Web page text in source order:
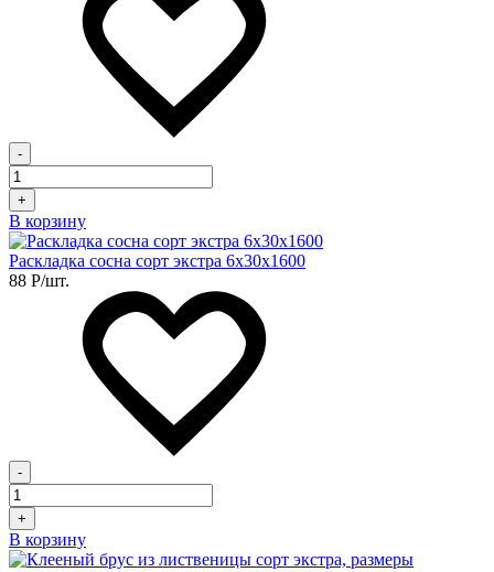
-
+
В корзину
Раскладка сосна сорт экстра 6х30х1600
88 Р/шт.
-
+
В корзину